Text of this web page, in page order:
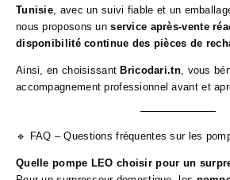
Tunisie, avec un suivi fiable et un
nous proposons unservice après-vente
disponibilité continue des pièces de
Ainsi, en choisissant Bricodari.tn, vous
accompagnement professionnel avant et
🔹 FAQ – Questions fréquentes sur les
Quelle pompe LEO choisir pour un